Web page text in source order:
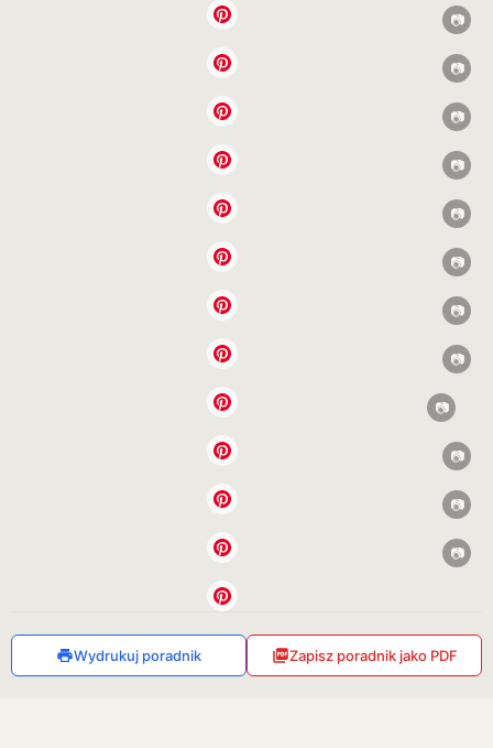
Wydrukuj poradnik Zapisz poradnik jako PDF